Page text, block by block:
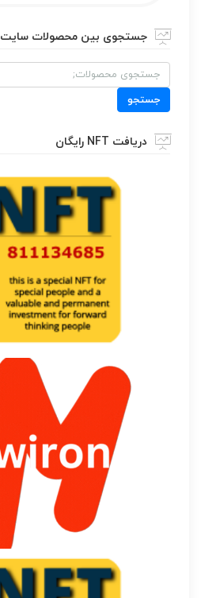
جستجوی بین محصولات سایت
جستجو
برای:
جستجو
دریافت NFT رایگان